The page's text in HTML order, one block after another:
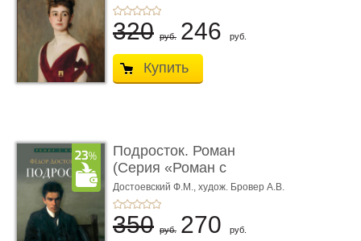
320 руб. 246 руб.
Купить
Подросток. Роман
(Серия «Роман с
книгой»)
Достоевский Ф.М., худож. Бровер А.В.
350 руб. 270 руб.